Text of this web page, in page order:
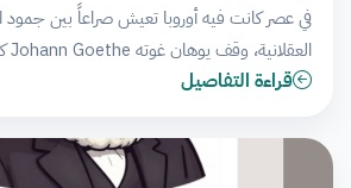
في عصر كانت فيه أوروبا تعيش صراعاً بين جمود
العقلانية، وقف يوهان غوته Johann Goethe كجسر…
قراءة التفاصيل